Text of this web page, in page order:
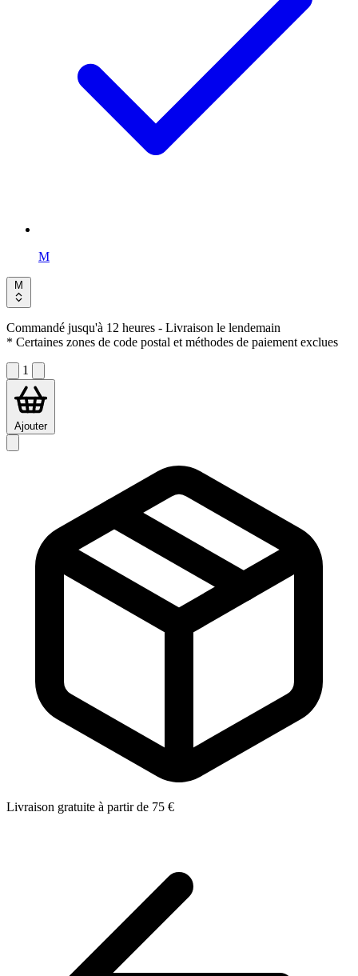
M
M
Commandé jusqu'à 12 heures - Livraison le lendemain
* Certaines zones de code postal et méthodes de paiement exclues
1
Ajouter
Livraison gratuite à partir de 75 €